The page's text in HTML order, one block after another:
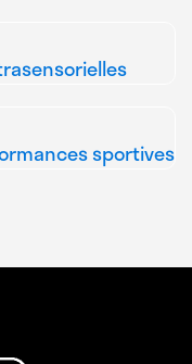
sportives